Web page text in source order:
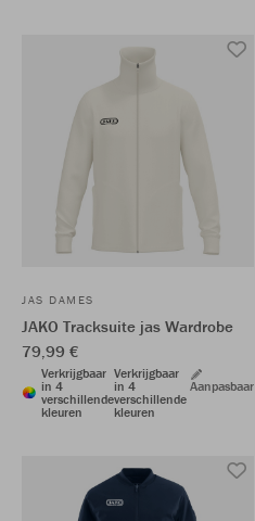
JAS DAMES
JAKO Tracksuite jas Wardrobe
79,99 €
Verkrijgbaar
in 4
verschillende
kleuren
Verkrijgbaar
in 4
verschillende
kleuren
Aanpasbaar